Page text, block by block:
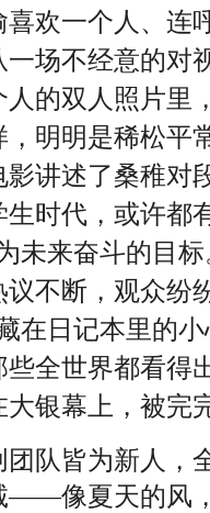
喜欢一个人、连
一场不经意的对
人的双人照片里
明明是稀松平
讲述了桑稚对
时代，或许都
未来奋斗的目
不断，观众纷
在日记本里的
全世界都看得
银幕上，被完
队皆为新人，
——像夏天的风